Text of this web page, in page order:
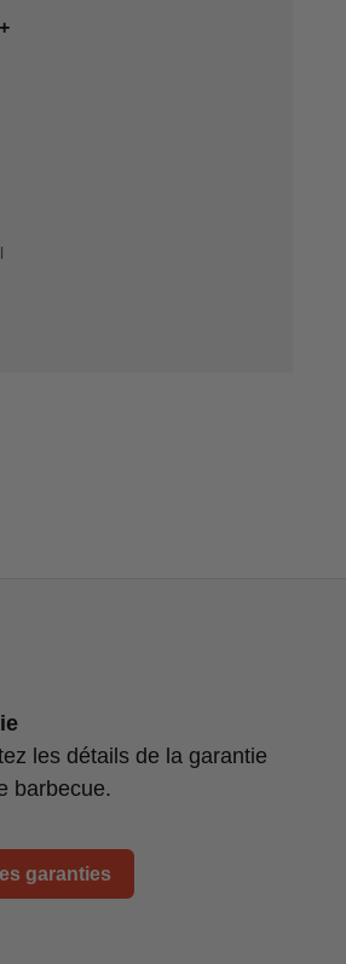
les détails de la garantie
barbecue.
garanties